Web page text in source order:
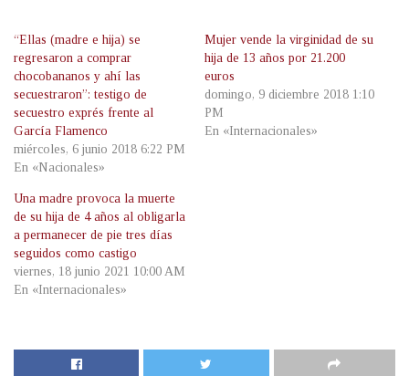
“Ellas (madre e hija) se
regresaron a comprar
chocobananos y ahí las
secuestraron”: testigo de
secuestro exprés frente al
García Flamenco
miércoles, 6 junio 2018 6:22 PM
En «Nacionales»
Mujer vende la virginidad de su
hija de 13 años por 21.200
euros
domingo, 9 diciembre 2018 1:10
PM
En «Internacionales»
Una madre provoca la muerte
de su hija de 4 años al obligarla
a permanecer de pie tres días
seguidos como castigo
viernes, 18 junio 2021 10:00 AM
En «Internacionales»